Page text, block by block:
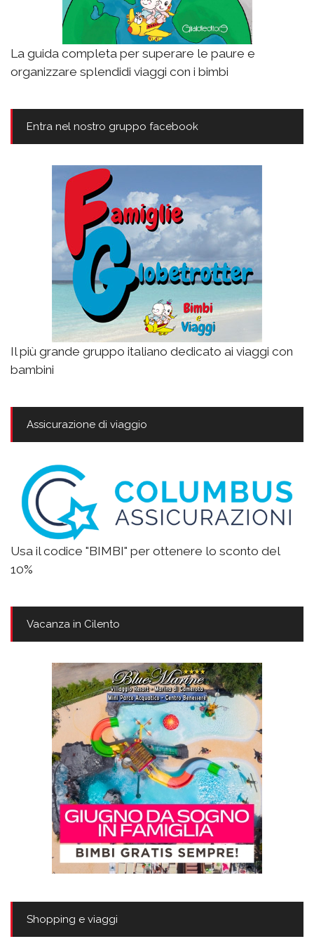
La guida completa per superare le paure e
organizzare splendidi viaggi con i bimbi
Entra nel nostro gruppo facebook
Il più grande gruppo italiano dedicato ai viaggi con
bambini
Assicurazione di viaggio
Usa il codice "BIMBI" per ottenere lo sconto del
10%
Vacanza in Cilento
Shopping e viaggi